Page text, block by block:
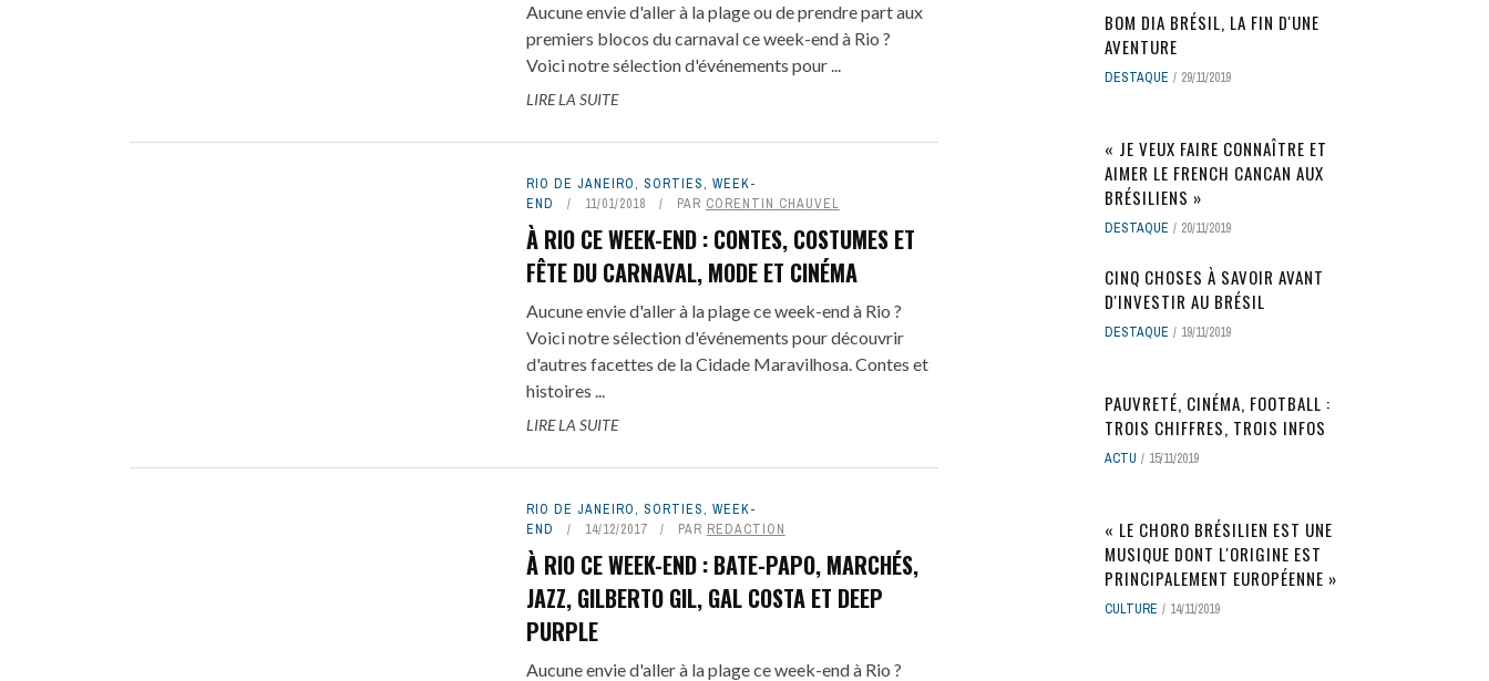
Aucune envie d'aller à la plage ou de prendre part aux
premiers blocos du carnaval ce week-end à Rio ?
Voici notre sélection d'événements pour ...
LIRE LA SUITE
RIO DE JANEIRO, SORTIES, WEEK-
END
11/01/2018 PAR CORENTIN CHAUVEL
À RIO CE WEEK-END : CONTES, COSTUMES ET
FÊTE DU CARNAVAL, MODE ET CINÉMA
Aucune envie d'aller à la plage ce week-end à Rio ?
Voici notre sélection d'événements pour découvrir
d'autres facettes de la Cidade Maravilhosa. Contes et
histoires ...
LIRE LA SUITE
RIO DE JANEIRO, SORTIES, WEEK-
END
14/12/2017 PAR REDACTION
À RIO CE WEEK-END : BATE-PAPO, MARCHÉS,
JAZZ, GILBERTO GIL, GAL COSTA ET DEEP
PURPLE
Aucune envie d'aller à la plage ce week-end à Rio ?
BOM DIA BRÉSIL, LA FIN D'UNE
AVENTURE
DESTAQUE 29/11/2019
« JE VEUX FAIRE CONNAÎTRE ET
AIMER LE FRENCH CANCAN AUX
BRÉSILIENS »
DESTAQUE 20/11/2019
CINQ CHOSES À SAVOIR AVANT
D'INVESTIR AU BRÉSIL
DESTAQUE 19/11/2019
PAUVRETÉ, CINÉMA, FOOTBALL :
TROIS CHIFFRES, TROIS INFOS
ACTU 15/11/2019
« LE CHORO BRÉSILIEN EST UNE
MUSIQUE DONT L'ORIGINE EST
PRINCIPALEMENT EUROPÉENNE »
CULTURE 14/11/2019